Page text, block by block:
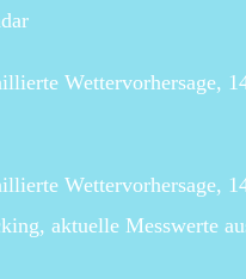
Wettervorhersage,
Wettervorhersage,
aktuelle Messwerte